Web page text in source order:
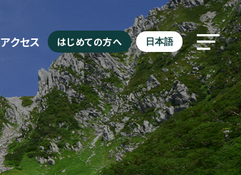
アクセス はじめての方へ 日本語